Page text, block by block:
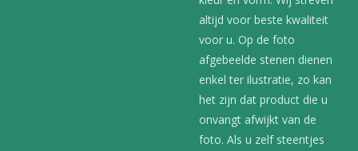
altijd voor beste kwaliteit
voor u. Op de foto
afgebeelde stenen dienen
enkel ter ilustratie, zo kan
het zijn dat product die u
onvangt afwijkt van de
foto. Als u zelf steentjes